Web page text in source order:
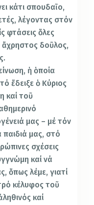
κάτι σπουδαῖο,
λέγοντας στόν
φτάσεις ὅλες
ἄχρηστος δοῦλος,
ἡ ὁποία
ἔδειξε ὁ Κύριος
καί τοῦ
μας – μέ τόν
μας, στό
σχέσεις
καί νά
ὅπως λέμε, γιατί
κέλυφος τοῦ
καί